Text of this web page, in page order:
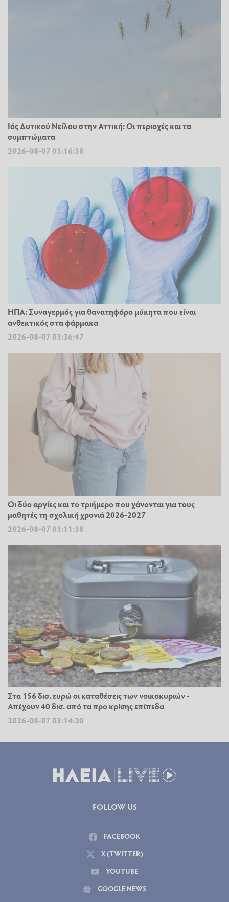
Ιός Δυτικού Νείλου στην Αττική: Οι περιοχές και τα
συμπτώματα
2026-08-07 03:16:38
ΗΠΑ: Συναγερμός για θανατηφόρο μύκητα που είναι
ανθεκτικός στα φάρμακα
2026-08-07 03:36:47
Οι δύο αργίες και το τριήμερο που χάνονται για τους
μαθητές τη σχολική χρονιά 2026-2027
2026-08-07 03:11:38
Στα 156 δισ. ευρώ οι καταθέσεις των νοικοκυριών -
Απέχουν 40 δισ. από τα προ κρίσης επίπεδα
2026-08-07 03:14:20
FOLLOW US
FACEBOOK
X (TWITTER)
YOUTUBE
GOOGLE NEWS